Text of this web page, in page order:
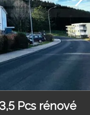
Pcs rénové